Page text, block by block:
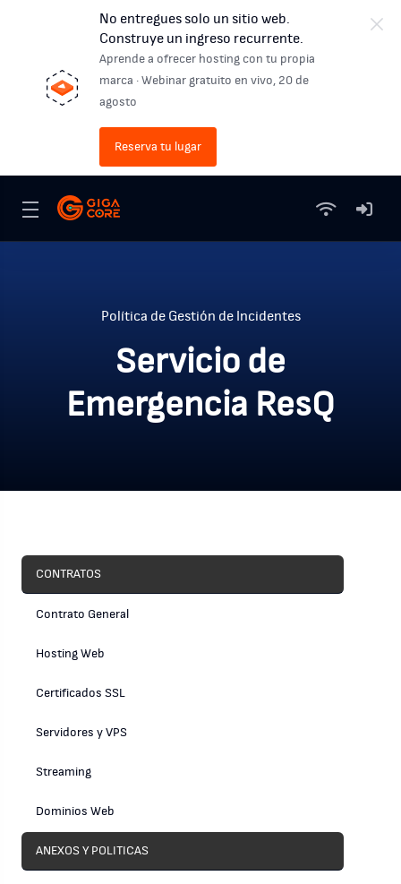
No entregues solo un sitio web.
Construye un ingreso recurrente.
Aprende a ofrecer hosting con tu propia
marca · Webinar gratuito en vivo, 20 de
agosto
Reserva tu lugar
Política de Gestión de Incidentes
Servicio de
Emergencia ResQ
CONTRATOS
Contrato General
Hosting Web
Certificados SSL
Servidores y VPS
Streaming
Dominios Web
ANEXOS Y POLITICAS